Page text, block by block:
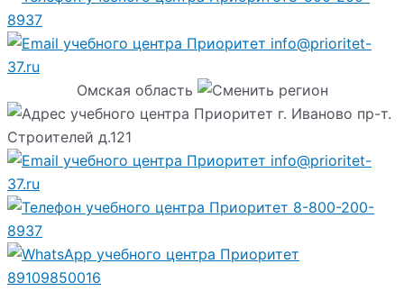
8937
info@prioritet-
37.ru
Омская область
г. Иваново пр-т.
Строителей д.121
info@prioritet-
37.ru
8-800-200-
8937
89109850016